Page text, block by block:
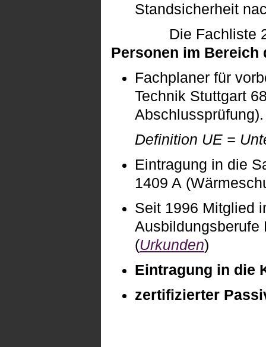
Standsicherheit
Die Fachliste 24
Personen im Bereich
Fachplaner für
Technik Stuttgart
Definition UE =
Eintragung in die
1409 A
Seit 1996 Mitglied
Ausbildungsberufe
(Urkunden)
Eintragung in die
zertifizierter